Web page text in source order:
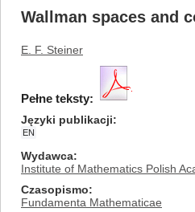
Wallman spaces and
E. F. Steiner
Pełne teksty:
Języki publikacji
EN
Wydawca
Institute of Mathematics Polish
Czasopismo
Fundamenta Mathematicae